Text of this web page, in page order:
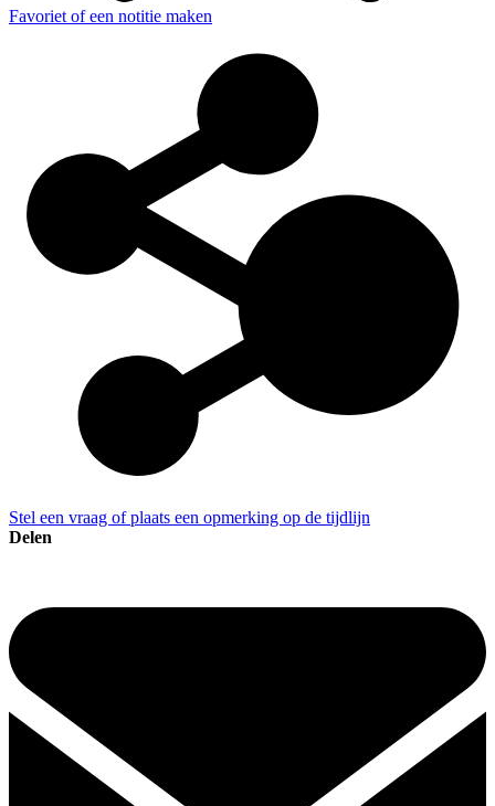
Favoriet of een notitie maken
Stel een vraag of plaats een opmerking op de tijdlijn
Delen